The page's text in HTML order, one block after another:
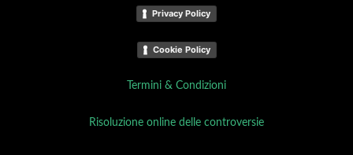
Privacy Policy
Cookie Policy
Termini & Condizioni
Risoluzione online delle controversie